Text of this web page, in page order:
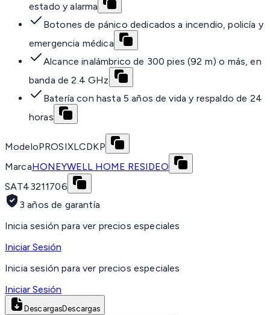
estado y alarma
Botones de pánico dedicados a incendio, policía y
emergencia médica
Alcance inalámbrico de 300 pies (92 m) o más, en
banda de 2.4 GHz
Batería con hasta 5 años de vida y respaldo de 24
horas
ModeloPROSIXLCDKP
MarcaHONEYWELL HOME RESIDEO
SAT43211706
3 años de garantía
Inicia sesión para ver precios especiales
Iniciar Sesión
Inicia sesión para ver precios especiales
Iniciar Sesión
DescargasDescargas